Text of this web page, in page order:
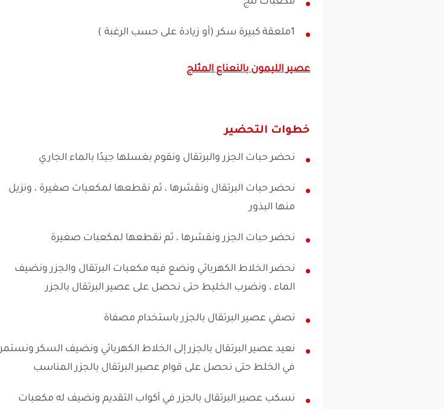
1ملعقة كبيرة سكر (أو زيادة على حسب الرغبة )
عصير الليمون بالنعناع المثلج
خطوات التحضير
نحضر حبات الجزر والبرتقال ونقوم بغسلها جيدًا بالماء الجاري
نحضر حبات البرتقال ونقشرها ، ثم نقطعها لمكعبات صغيرة ، ونزيل
منها البذور
نحضر حبات الجزر ونقشرها ، ثم نقطعها لمكعبات صغيرة
نحضر الخلاط الكهربائي ونضع فيه مكعبات البرتقال والجزر ونضيف
الماء ، ونضرب الخليط حتى نحصل على عصير البرتقال بالجزر
نصفي عصير البرتقال بالجزر باستخدام مصفاة
نعيد عصير البرتقال بالجزر إلى الخلاط الكهربائي ونضيف السكر ونستمر
في الخلط حتى نحصل على قوام عصير البرتقال بالجزر المناسب
نسكب عصير البرتقال بالجزر في أكواب التقديم ونضيف له مكعبات